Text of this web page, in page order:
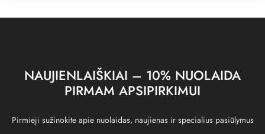
NAUJIENLAIŠKIAI – 10% NUOLAIDA
PIRMAM APSIPIRKIMUI
Pirmieji sužinokite apie nuolaidas, naujienas ir specialius pasiūlymus